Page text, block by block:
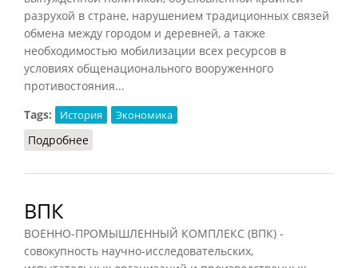
разрухой в стране, нарушением традиционных связей
обмена между городом и деревней, а также
необходимостью мобилизации всех ресурсов в
условиях общенационального вооруженного
противостояния...
Tags:
История Экономика
Подробнее
ВПК
ВОЕННО-ПРОМЫШЛЕННЫЙ КОМПЛЕКС (ВПК) -
совокупность научно-исследовательских,